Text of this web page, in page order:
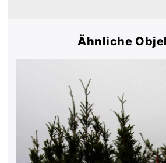
Ähnliche